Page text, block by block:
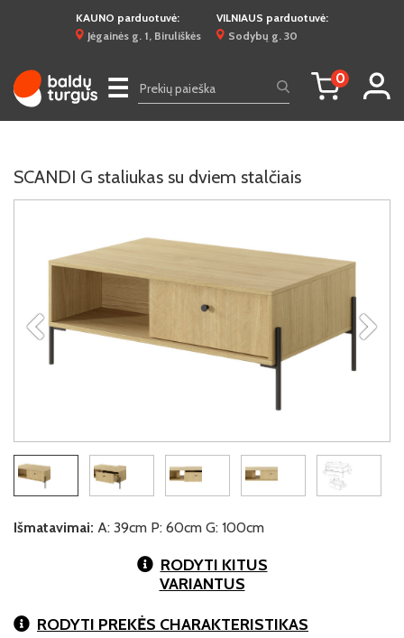
KAUNO parduotuvė:
Jėgainės g. 1, Biruliškės
VILNIAUS parduotuvė:
Sodybų g. 30
☰ 0
SCANDI G staliukas su dviem stalčiais
Išmatavimai: A: 39cm P: 60cm G: 100cm
RODYTI KITUS
VARIANTUS
RODYTI PREKĖS CHARAKTERISTIKAS